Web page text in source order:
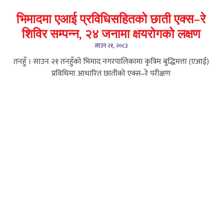
भिमादमा एआई प्रविधिसहितको छाती एक्स–रे
शिविर सम्पन्न, २४ जनामा क्षयरोगको लक्षण
साउन २१, २०८३
तनहुँ । साउन २१ तनहुँको भिमाद नगरपालिकामा कृत्रिम बुद्धिमत्ता (एआई)
प्रविधिमा आधारित छातीको एक्स–रे परीक्षण